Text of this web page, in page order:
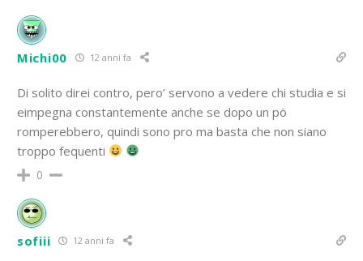
Michi00 12 anni fa
Di solito direi contro, pero’ servono a vedere chi studia e si
eimpegna constantemente anche se dopo un pö
romperebbero, quindi sono pro ma basta che non siano
troppo fequenti
0
sofiii 12 anni fa